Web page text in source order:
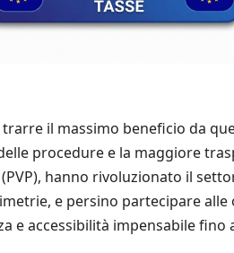
il massimo beneficio da
procedure e la maggiore
hanno rivoluzionato il
e persino partecipare
e accessibilità impensabile fino